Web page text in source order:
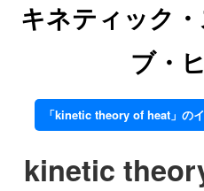
キネティック
ブ・
「kinetic theory of heat」の
kinetic